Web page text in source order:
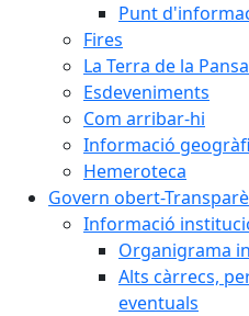
Punt
Fires
La Terra de la
Esdeveniments
Com arribar-hi
Informació
Hemeroteca
Govern obert-
Informació
Organigrama
Alts càrrecs,
eventuals